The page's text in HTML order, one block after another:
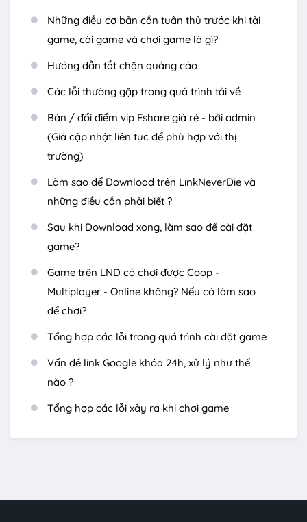
Những điều cơ bản cần tuân thủ trước khi tải
game, cài game và chơi game là gì?
Hướng dẫn tắt chặn quảng cáo
Các lỗi thường gặp trong quá trình tải về
Bán / đổi điểm vip Fshare giá rẻ - bởi admin
(Giá cập nhật liên tục để phù hợp với thị
trường)
Làm sao để Download trên LinkNeverDie và
những điều cần phải biết ?
Sau khi Download xong, làm sao để cài đặt
game?
Game trên LND có chơi được Coop -
Multiplayer - Online không? Nếu có làm sao
để chơi?
Tổng hợp các lỗi trong quá trình cài đặt game
Vấn đề link Google khóa 24h, xử lý như thế
nào ?
Tổng hợp các lỗi xảy ra khi chơi game